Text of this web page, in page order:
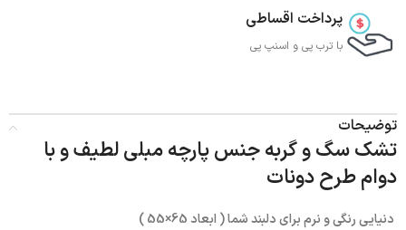
پرداخت اقساطی
با ترب‌ پی و اسنپ پی
توضیحات
تشک سگ و گربه جنس پارچه مبلی لطیف و با
دوام طرح دونات
دنیایی رنگی و نرم برای دلبند شما ( ابعاد 65×55 )